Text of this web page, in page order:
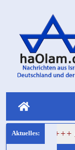
+++ Im